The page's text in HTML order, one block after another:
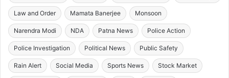
Law and Order Mamata Banerjee Monsoon
Narendra Modi NDA Patna News Police Action
Police Investigation Political News Public Safety
Rain Alert Social Media Sports News Stock Market